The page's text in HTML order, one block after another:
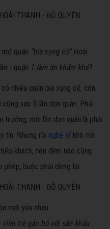
quán “bia vọng cổ” Hoài
- quận 1 làm ăn khấm khá?
nhiều quán bia vọng cổ, còn
sau 3 lần dọn quán. Phải
trường, mỗi lần dọn quán là phải
tín. Nhưng rồi nghệ sĩ khó mà
khách, nên đêm nào cũng
phép, buộc phải dừng lại.
mới yêu nhau
trẻ gắn bó với sân khấu